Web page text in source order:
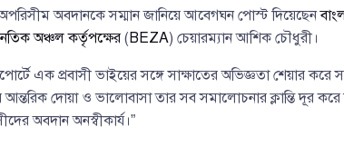
অপরিসীম অবদানকে সম্মান জানিয়ে আবেগঘন পোস্ট দিয়েছেন
অঞ্চল কর্তৃপক্ষের(BEZA) চেয়ারম্যান আশিক চৌধুরী।
এক প্রবাসী ভাইয়ের সঙ্গে সাক্ষাতের অভিজ্ঞতা শেয়ার করে
দোয়া ও ভালোবাসা তার সব সমালোচনার ক্লান্তি দূর করে
অবদান অনস্বীকার্য।”